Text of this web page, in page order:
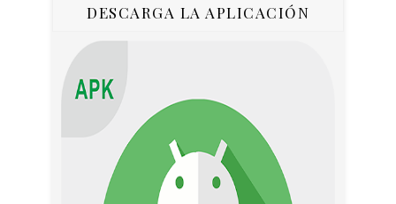
DESCARGA LA APLICACIÓN